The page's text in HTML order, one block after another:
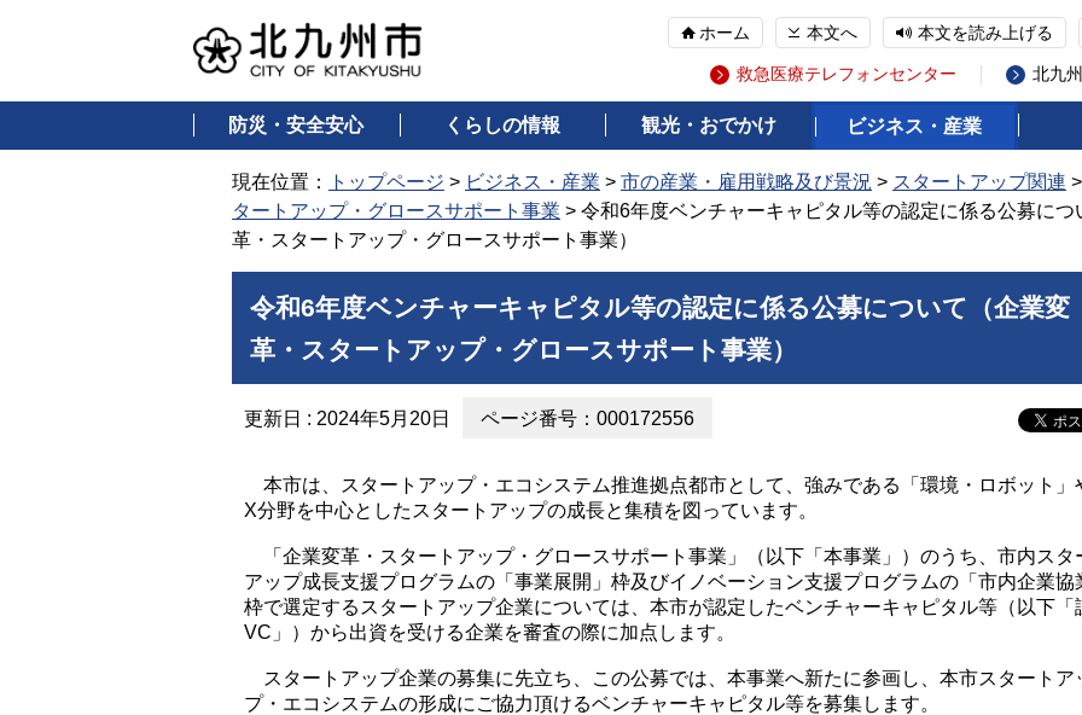
ホーム 本文へ 本文を読み上げる
救急医療テレフォンセンター 北九
防災・安全安心 くらしの情報 観光・おでかけ ビジネス・産業
現在位置： トップページ > ビジネス・産業 > 市の産業・雇用戦略及び景況 > スタートアップ関連
タートアップ・グロースサポート事業 > 令和6年度ベンチャーキャピタル等の認定に係る公募につ
革・スタートアップ・グロースサポート事業）
令和6年度ベンチャーキャピタル等の認定に係る公募について（企業変
革・スタートアップ・グロースサポート事業）
更新日 : 2024年5月20日 ページ番号：000172556
本市は、スタートアップ・エコシステム推進拠点都市として、強みである「環境・ロボット」
X分野を中心としたスタートアップの成長と集積を図っています。
「企業変革・スタートアップ・グロースサポート事業」（以下「本事業」）のうち、市内スタ
アップ成長支援プログラムの「事業展開」枠及びイノベーション支援プログラムの「市内企業協
枠で選定するスタートアップ企業については、本市が認定したベンチャーキャピタル等（以下「
VC」）から出資を受ける企業を審査の際に加点します。
スタートアップ企業の募集に先立ち、この公募では、本事業へ新たに参画し、本市スタートア
プ・エコシステムの形成にご協力頂けるベンチャーキャピタル等を募集します。